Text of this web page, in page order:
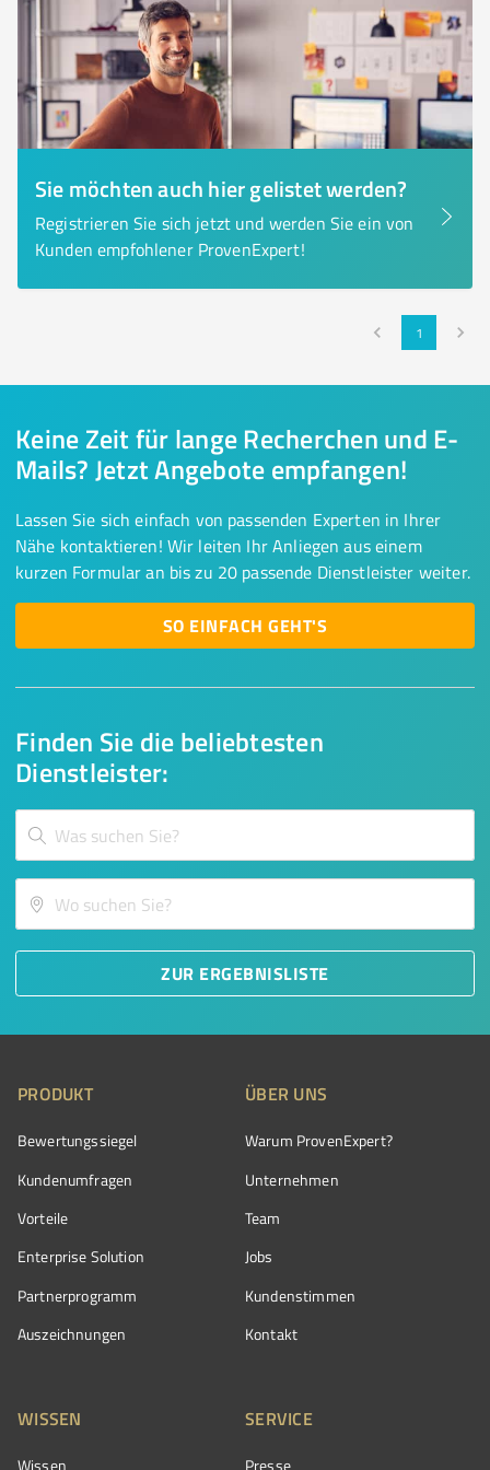
Sie möchten auch hier gelistet werden?
Registrieren Sie sich jetzt und werden Sie ein von
Kunden empfohlener ProvenExpert!
1
Finden Sie die beliebtesten
Dienstleister:
ZUR ERGEBNISLISTE
Keine Zeit für lange Recherchen und E-
Mails? Jetzt Angebote empfangen!
Lassen Sie sich einfach von passenden Experten in Ihrer
Nähe kontaktieren! Wir leiten Ihr Anliegen aus einem
kurzen Formular an bis zu 20 passende Dienstleister weiter.
SO EINFACH GEHT'S
PRODUKT
Bewertungssiegel
Kundenumfragen
Vorteile
Enterprise Solution
Partnerprogramm
Auszeichnungen
ÜBER UNS
Warum ProvenExpert?
Unternehmen
Team
Jobs
Kundenstimmen
Kontakt
WISSEN
Wissen
SERVICE
Presse